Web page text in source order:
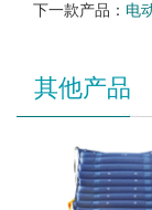
下一款产品： 电
其他产品